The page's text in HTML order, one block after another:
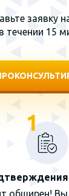
заявку
течении 15
1
обширен! Вы